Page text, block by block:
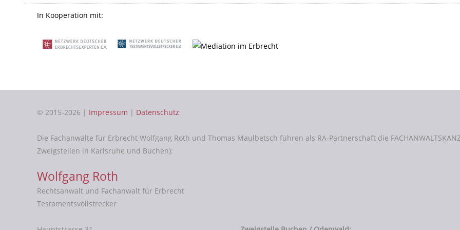
In Kooperation mit:
© 2015-2026 | Impressum | Datenschutz
Die Fachanwälte für Erbrecht Wolfgang Roth und Thomas Maulbetsch führen als RA-Partnerschaft die
Zweigstellen in Karlsruhe und Buchen):
Wolfgang Roth
Rechtsanwalt und Fachanwalt für Erbrecht
Testamentsvollstrecker